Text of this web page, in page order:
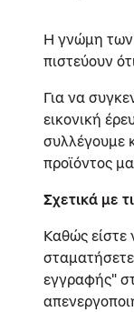
Η γνώμη των
πιστεύουν
Για να
εικονική
συλλέγουμε
προϊόντος
Σχετικά με
Καθώς
εγγραφής"